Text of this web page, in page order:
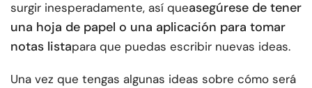
surgir inesperadamente, así queasegúrese de tener
una hoja de papel o una aplicación para tomar
notas listapara que puedas escribir nuevas ideas.
Una vez que tengas algunas ideas sobre cómo será